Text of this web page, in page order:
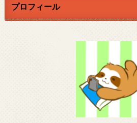
プロフィール